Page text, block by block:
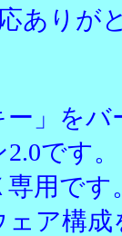
ありが
ー」を
です。
専用です
ェア構